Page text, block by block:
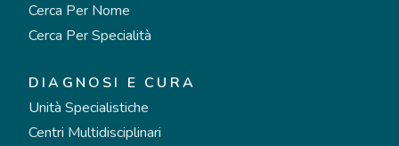
Cerca Per Nome
Cerca Per Specialità
DIAGNOSI E CURA
Unità Specialistiche
Centri Multidisciplinari